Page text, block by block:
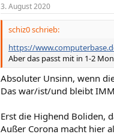
3. August 2020
schiz0 schrieb:
https://
Aber das passt mit in 1-2
Absoluter Unsinn, wenn
Das war/ist/und bleibt
Erst die Highend Boliden,
Außer Corona macht hier